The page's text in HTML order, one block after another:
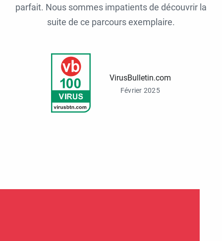
parfait. Nous sommes impatients de découvrir la
suite de ce parcours exemplaire.
VirusBulletin.com
Février 2025